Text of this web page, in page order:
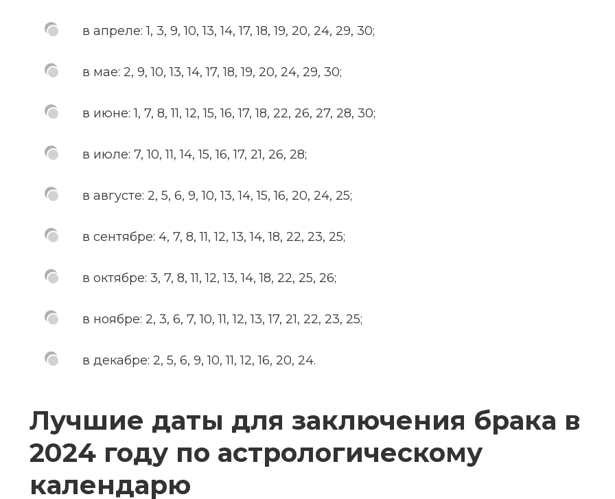
в апреле: 1, 3, 9, 10, 13, 14, 17, 18, 19, 20, 24, 29, 30;
в мае: 2, 9, 10, 13, 14, 17, 18, 19, 20, 24, 29, 30;
в июне: 1, 7, 8, 11, 12, 15, 16, 17, 18, 22, 26, 27, 28, 30;
в июле: 7, 10, 11, 14, 15, 16, 17, 21, 26, 28;
в августе: 2, 5, 6, 9, 10, 13, 14, 15, 16, 20, 24, 25;
в сентябре: 4, 7, 8, 11, 12, 13, 14, 18, 22, 23, 25;
в октябре: 3, 7, 8, 11, 12, 13, 14, 18, 22, 25, 26;
в ноябре: 2, 3, 6, 7, 10, 11, 12, 13, 17, 21, 22, 23, 25;
в декабре: 2, 5, 6, 9, 10, 11, 12, 16, 20, 24.
Лучшие даты для заключения брака в
2024 году по астрологическому
календарю